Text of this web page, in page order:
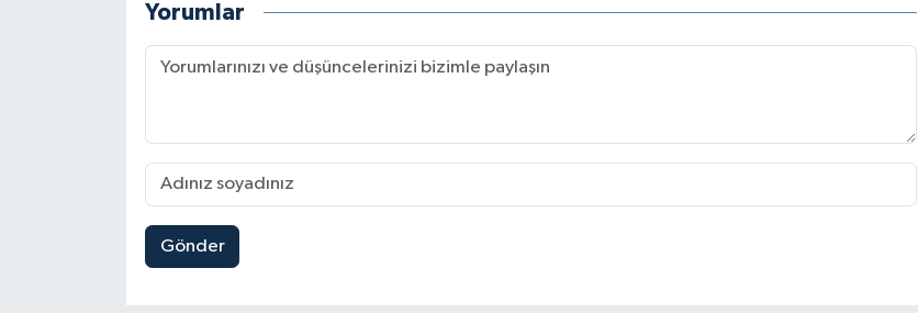
Yorumlar
Gönder